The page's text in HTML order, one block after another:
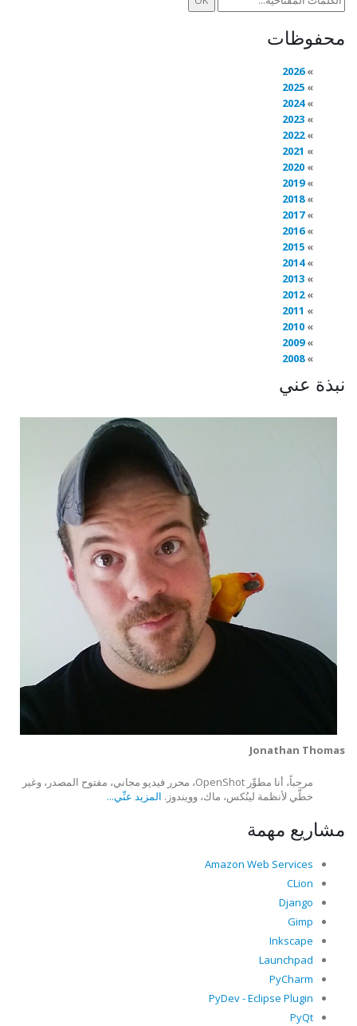
محفوظات
2026
2025
2024
2023
2022
2021
2020
2019
2018
2017
2016
2015
2014
2013
2012
2011
2010
2009
2008
نبذة عني
Jonathan Thomas
مرحباً، أنا مطوِّر OpenShot، محرر فيديو مجاني، مفتوح المصدر، وغير
خطَّي لأنظمة لينُكس، ماك، وويندوز. المزيد عنِّي...
مشاريع مهمة
Amazon Web Services
CLion
Django
Gimp
Inkscape
Launchpad
PyCharm
PyDev - Eclipse Plugin
PyQt